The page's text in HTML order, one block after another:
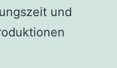
und